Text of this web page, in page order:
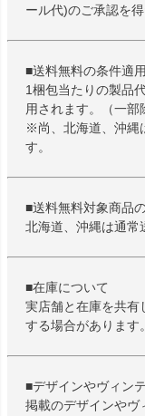
ール代)のご承認を
■送料無料の条件適用
1梱包当たりの製品
用されます。（一部
※尚、北海道、沖縄
す。
■送料無料対象商品
北海道、沖縄は通常
■在庫について
実店舗と在庫を共有
する場合があります。
■デザインやヴィン
掲載のデザインやヴ